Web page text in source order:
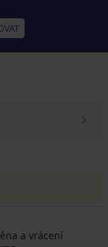
a vrácení